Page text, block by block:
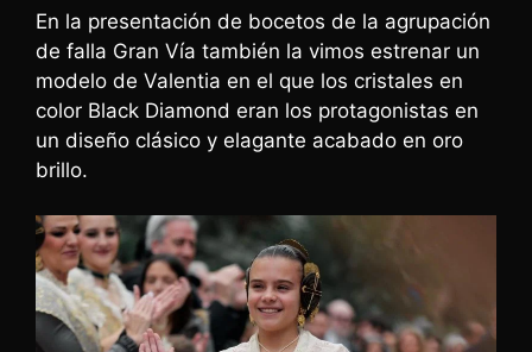
En la presentación de bocetos de la agrupación
de falla Gran Vía también la vimos estrenar un
modelo de Valentia en el que los cristales en
color Black Diamond eran los protagonistas en
un diseño clásico y elagante acabado en oro
brillo.